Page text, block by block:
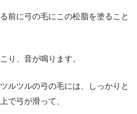
前に弓の毛にこの松脂を塗ること
り、音が鳴ります。
ルツルの弓の毛には、しっかりと
で弓が滑って、